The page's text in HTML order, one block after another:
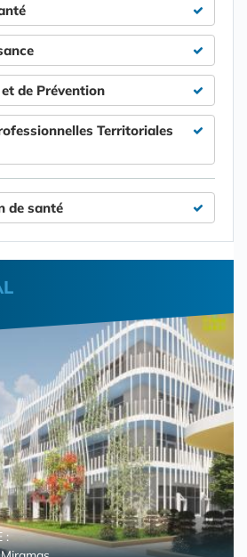
de Prévention
Territoriales
de santé
: